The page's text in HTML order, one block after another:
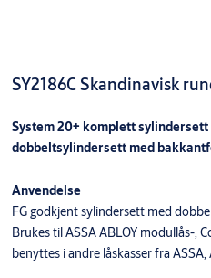
SY2186C Skandinavisk
System 20+ komplett
dobbeltsylindersett med
Anvendelse
FG godkjent sylindersett med
Brukes til ASSA ABLOY modullås-,
benyttes i andre låskasser fra ASSA,